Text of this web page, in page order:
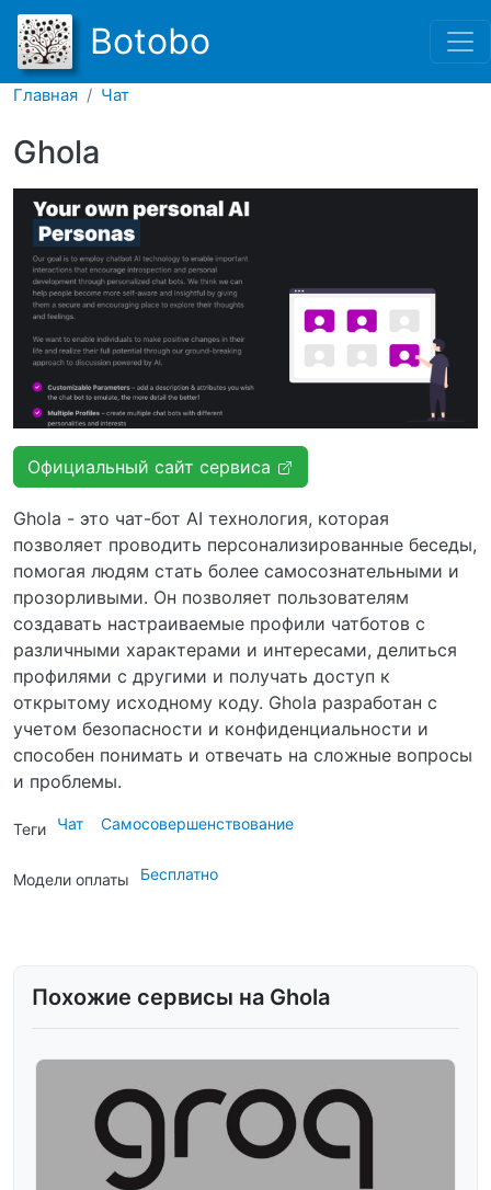
Перейти к основному
Botobo
Главная Чат
Ghola
Официальный сайт сервиса
Ghola - это чат-бот AI технология, которая
позволяет проводить персонализированные беседы,
помогая людям стать более самосознательными и
прозорливыми. Он позволяет пользователям
создавать настраиваемые профили чатботов с
различными характерами и интересами, делиться
профилями с другими и получать доступ к
открытому исходному коду. Ghola разработан с
учетом безопасности и конфиденциальности и
способен понимать и отвечать на сложные вопросы
и проблемы.
Теги Чат Самосовершенствование
Модели оплаты Бесплатно
Похожие сервисы на Ghola